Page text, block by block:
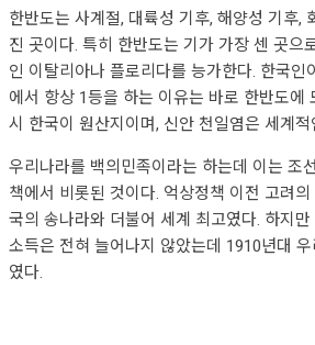
한반도는 사계절, 대륙성 기후, 해양성 기후,
진 곳이다. 특히 한반도는 기가 가장 센 곳으
인 이탈리아나 플로리다를 능가한다. 한국인
에서 항상 1등을 하는 이유는 바로 한반도에
시 한국이 원산지이며, 신안 천일염은 세계
우리나라를 백의민족이라는 하는데 이는 조
책에서 비롯된 것이다. 억상정책 이전 고려
국의 송나라와 더불어 세계 최고였다. 하지
소득은 전혀 늘어나지 않았는데 1910년대
였다.